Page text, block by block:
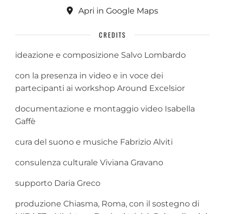
Apri in Google Maps
CREDITS
ideazione e composizione Salvo Lombardo
con la presenza in video e in voce dei
partecipanti ai workshop Around Excelsior
documentazione e montaggio video Isabella
Gaffè
cura del suono e musiche Fabrizio Alviti
consulenza culturale Viviana Gravano
supporto Daria Greco
produzione Chiasma, Roma, con il sostegno di